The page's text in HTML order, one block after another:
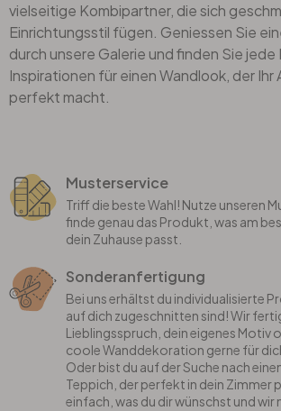
vielseitige Kombipartner, die sich
Einrichtungsstil fügen. Geniessen Sie
durch unsere Galerie und finden Sie jede
Inspirationen für einen Wandlook, der Ihr
perfekt macht.
Musterservice
Triff die beste Wahl! Nutze unseren
finde genau das Produkt, was am
dein Zuhause passt.
Sonderanfertigung
Bei uns erhältst du individualisierte
auf dich zugeschnitten sind! Wir
Lieblingsspruch, dein eigenes Motiv
coole Wanddekoration gerne für
Oder bist du auf der Suche nach
Teppich, der perfekt in dein Zimmer
einfach, was du dir wünschst und wir